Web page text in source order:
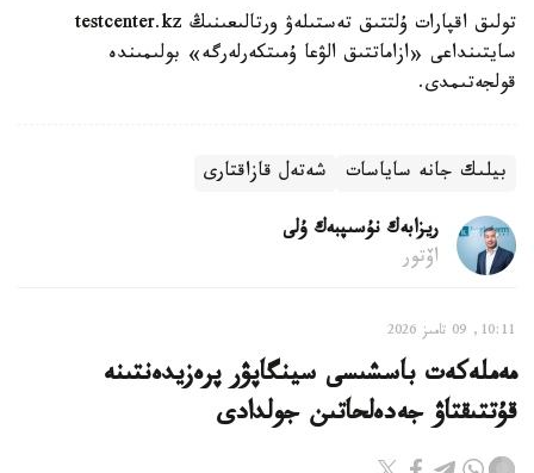
تولىق اقپارات ۇلتتىق تەستىلەۋ ورتالىعىنىڭ testcenter.kz
سايتىنداعى «ازاماتتىق الۋعا ۇمىتكەرلەرگە» بولىمىندە
قولجەتىمدى.
بيلىك جانە ساياسات شەتەل قازاقتارى
ريزابەك نۇسىپبەك ۇلى
اۆتور
10:11, 09 تامىز 2026
مەملەكەت باسشىسى سينگاپۋر پرەزيدەنتىنە
قۇتتىقتاۋ جەدەلحاتىن جولدادى